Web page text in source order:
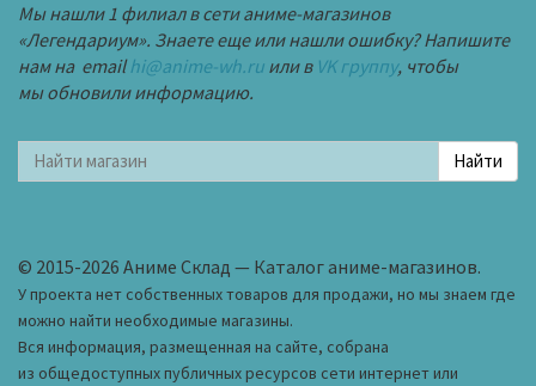
Мы нашли 1 филиал в сети аниме-магазинов
«Легендариум». Знаете еще или нашли ошибку? Напишите
нам на emailhi@anime-wh.ru или в VK группу, чтобы
мы обновили информацию.
© 2015-2026 Аниме Склад — Каталог аниме-магазинов.
У проекта нет собственных товаров для продажи, но мы знаем где
можно найти необходимые магазины.
Вся информация, размещенная на сайте, собрана
из общедоступных публичных ресурсов сети интернет или